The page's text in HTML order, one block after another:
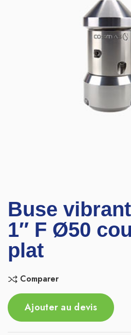
Buse
1″ F Ø50
plat
Comparer
Ajouter au devis